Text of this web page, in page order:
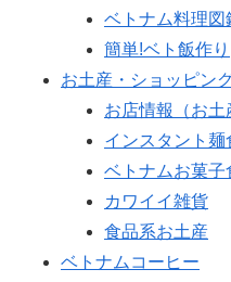
ベトナム料理図
簡単!ベト飯作り
お土産・ショッピン
お店情報（お土
インスタント麺
ベトナムお菓子
カワイイ雑貨
食品系お土産
ベトナムコーヒー